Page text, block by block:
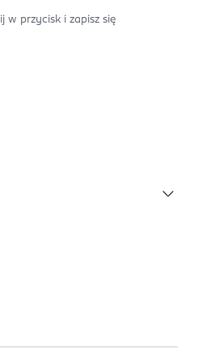
w przycisk i zapisz się